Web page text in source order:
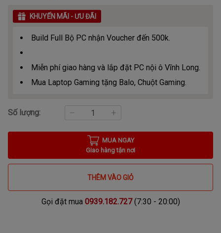
KHUYẾN MÃI - ƯU ĐÃI
Build Full Bộ PC nhận Voucher đến 500k.
Miễn phí giao hàng và lắp đặt PC nội ô Vĩnh Long.
Mua Laptop Gaming tặng Balo, Chuột Gaming.
Số lượng:
MUA NGAY
Giao hàng tận nơi
THÊM VÀO GIỎ
Gọi đặt mua 0939.182.727(7:30 - 20:00)